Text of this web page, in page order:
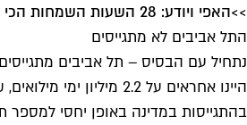
>>האפי ויודע: 28 השעות השמחות הכי משתלמות במסעדות בתל אביב
התל אביבים לא מתגייסים
בהתגייסות במדינה באופן יחסי למספר